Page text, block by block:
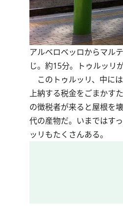
アルベロベッロからマル
じ。約15分。トゥルッリ
このトゥルッリ、中に
上納する税金をごまかす
の徴税者が来ると屋根を
代の産物だ。いまではす
ッリもたくさんある。